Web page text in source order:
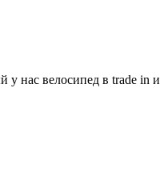
у нас велосипед в trade in и